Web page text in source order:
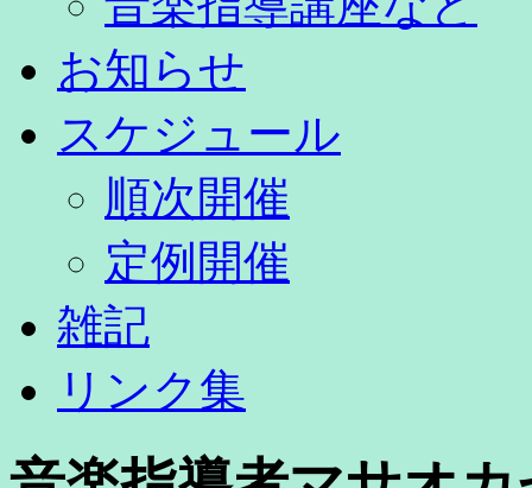
お知らせ
スケジュール
順次開催
定例開催
雑記
リンク集